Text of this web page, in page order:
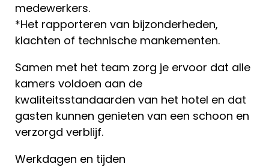
medewerkers.
*Het rapporteren van bijzonderheden,
klachten of technische mankementen.
Samen met het team zorg je ervoor dat alle
kamers voldoen aan de
kwaliteitsstandaarden van het hotel en dat
gasten kunnen genieten van een schoon en
verzorgd verblijf.
Werkdagen en tijden